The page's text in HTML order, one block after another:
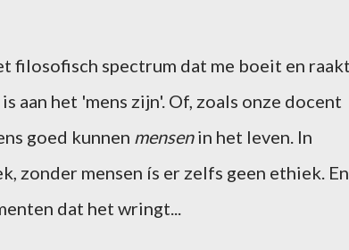
filosofisch spectrum dat me boeit en
aan het 'mens zijn'. Of, zoals onze docent
goed kunnen mensenin het leven. In
zonder mensen ís er zelfs geen ethiek. En
dat het wringt...